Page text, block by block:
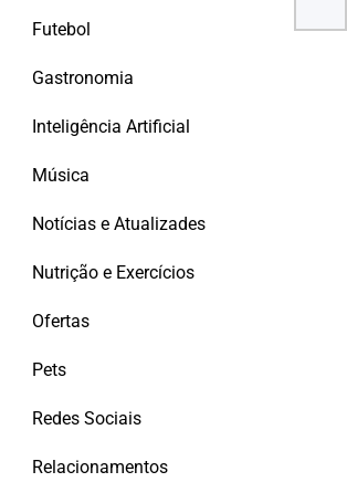
Futebol
Gastronomia
Inteligência Artificial
Música
Notícias e Atualizades
Nutrição e Exercícios
Ofertas
Pets
Redes Sociais
Relacionamentos